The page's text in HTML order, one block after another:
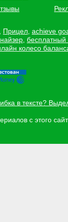
Прицел achieve
колесо
в тексте?
с этого